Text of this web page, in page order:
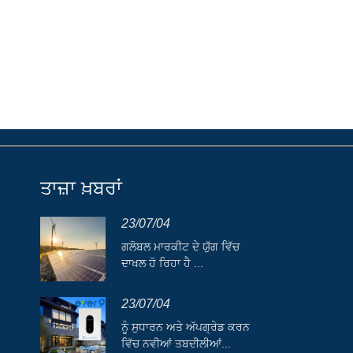
ਤਾਜ਼ਾ ਖ਼ਬਰਾਂ
23/07/04
ਗਲੋਬਲ ਮਾਰਕੀਟ ਦੇ ਯੁੱਗ ਵਿੱਚ
ਦਾਖਲ ਹੋ ਰਿਹਾ ਹੈ ...
23/07/04
ਨੂੰ ਸੁਧਾਰਨ ਅਤੇ ਅੱਪਗ੍ਰੇਡ ਕਰਨ
ਵਿੱਚ ਨਵੀਆਂ ਤਬਦੀਲੀਆਂ...